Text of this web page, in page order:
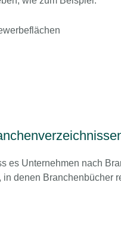
es Unternehmen nach
denen Branchenbücher